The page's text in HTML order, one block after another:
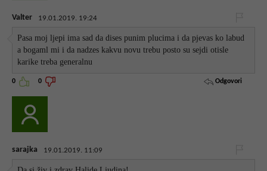
Valter 19.01.2019. 19:24
Pasa moj ljepi ima sad da dises punim plucima i da pjevas ko labud
a bogaml mi i da nadzes kakvu novu trebu posto su sejdi otisle
karike treba generalnu
0 0 Odgovori
sarajka 19.01.2019. 11:09